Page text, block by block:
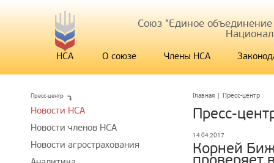
Союз "Единое
НСА О союзе Члены НСА
Главная | Пресс-центр
Пресс-
14.04.2017
Корней
Пресс-центр
Новости НСА
Новости членов НСА
Новости агрострахования